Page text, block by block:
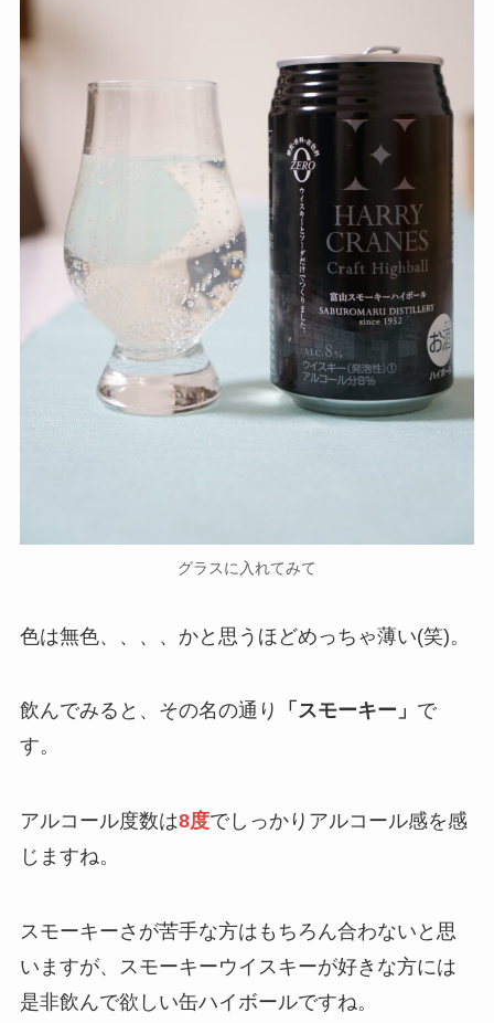
グラスに入れてみて
色は無色、、、、かと思うほどめっちゃ薄い(笑)。
飲んでみると、その名の通り 「 スモーキー」 で
す。
アルコール度数は8度でしっかりアルコール感を感
じますね。
スモーキーさが苦手な方はもちろん合わないと思
いますが、スモーキーウイスキーが好きな方には
是非飲んで欲しい缶ハイボールですね。